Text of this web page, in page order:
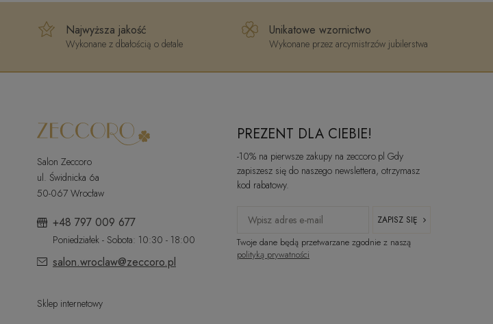
Najwyższa jakość
Wykonane z dbałością o detale
Unikatowe wzornictwo
Wykonane przez arcymistrzów jubilerstwa
Salon Zeccoro
ul. Świdnicka 6a
50-067 Wrocław
+48 797 009 677
Poniedziałek - Sobota: 10:30 - 18:00
salon.wroclaw@zeccoro.pl
Sklep internetowy
PREZENT DLA CIEBIE!
-10% na pierwsze zakupy na zeccoro.pl Gdy
zapiszesz się do naszego newslettera, otrzymasz
kod rabatowy.
ZAPISZ SIĘ
Twoje dane będą przetwarzane zgodnie z naszą
polityką prywatności